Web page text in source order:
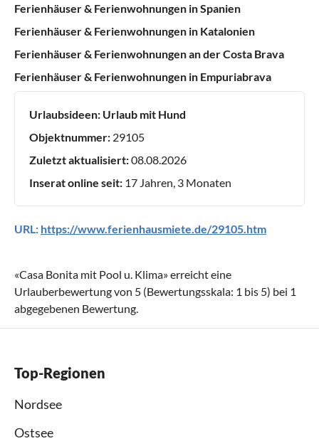
Ferienhäuser & Ferienwohnungen in Spanien
Ferienhäuser & Ferienwohnungen in Katalonien
Ferienhäuser & Ferienwohnungen an der Costa Brava
Ferienhäuser & Ferienwohnungen in Empuriabrava
Urlaubsideen: Urlaub mit Hund
Objektnummer: 29105
Zuletzt aktualisiert:08.08.2026
Inserat online seit: 17 Jahren, 3 Monaten
URL: https://www.ferienhausmiete.de/29105.htm
«Casa Bonita mit Pool u. Klima» erreicht eine
Urlauberbewertung von 5 (Bewertungsskala: 1 bis 5) bei 1
abgegebenen Bewertung.
Top-Regionen
Nordsee
Ostsee